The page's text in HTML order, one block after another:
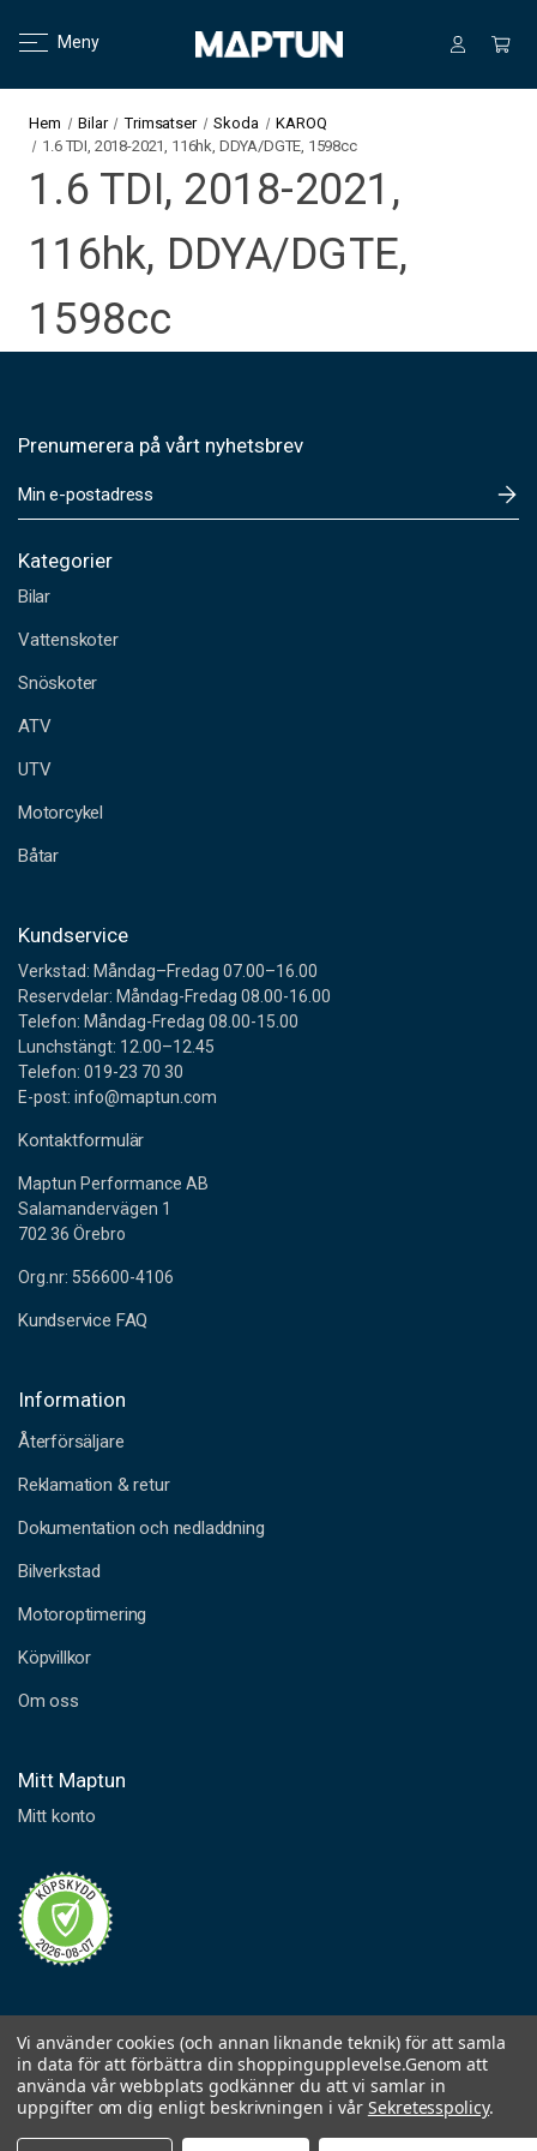
Meny
Hem Bilar Trimsatser Skoda
KAROQ
1.6 TDI, 2018-2021, 116hk, DDYA/DGTE, 1598cc
1.6 TDI, 2018-2021,
116hk, DDYA/DGTE,
1598cc
Prenumerera på vårt nyhetsbrev
-
o
t
a
r
s
s
Kategorier
Bilar
Vattenskoter
Snöskoter
ATV
UTV
Motorcykel
Båtar
Kundservice
Verkstad: Måndag–Fredag 07.00–16.00
Reservdelar: Måndag-Fredag 08.00-16.00
Telefon: Måndag-Fredag 08.00-15.00
Lunchstängt: 12.00–12.45
Telefon: 019-23 70 30
E-post: info@maptun.com
Kontaktformulär
Maptun Performance AB
Salamandervägen 1
702 36 Örebro
Org.nr: 556600-4106
Kundservice FAQ
Information
Återförsäljare
Reklamation & retur
Dokumentation och nedladdning
Bilverkstad
Motoroptimering
Köpvillkor
Om oss
Mitt Maptun
Mitt konto
Vi använder cookies (och annan liknande teknik) för att samla
in data för att förbättra din shoppingupplevelse.Genom att
använda vår webbplats godkänner du att vi samlar in
uppgifter om dig enligt beskrivningen i vår Sekretesspolicy.